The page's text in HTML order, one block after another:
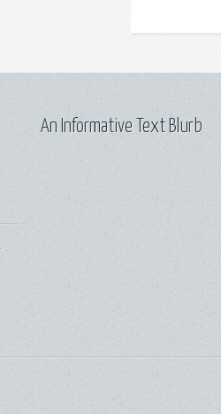
An Informative Text Blurb